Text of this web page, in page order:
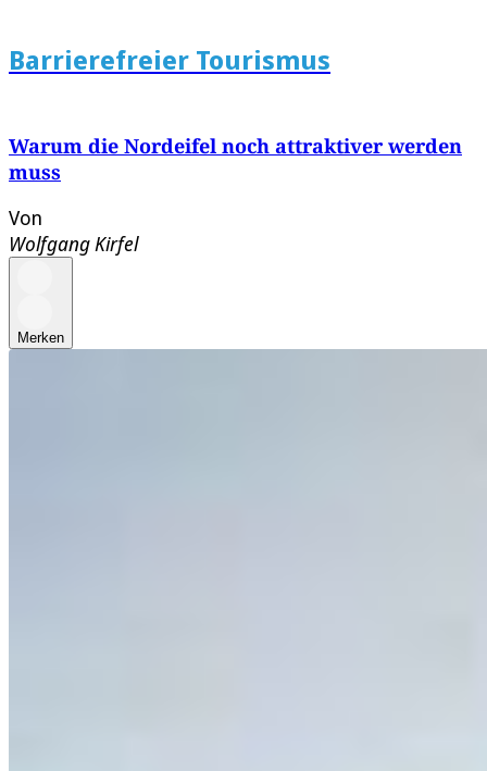
Barrierefreier Tourismus
Warum die Nordeifel noch attraktiver werden
muss
Von
Wolfgang Kirfel
Merken